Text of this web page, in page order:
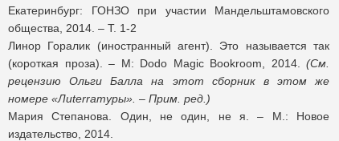
Екатеринбург: ГОНЗО при участии Мандельштамовского
общества, 2014. – Т. 1-2
Линор Горалик (иностранный агент). Это называется так
(короткая проза). – M: Dodo Magic Bookroom, 2014. (См.
рецензию Ольги Балла на этот сборник в этом же
номере «Лиterraтуры». – Прим. ред.)
Мария Степанова. Один, не один, не я. – М.: Новое
издательство, 2014.